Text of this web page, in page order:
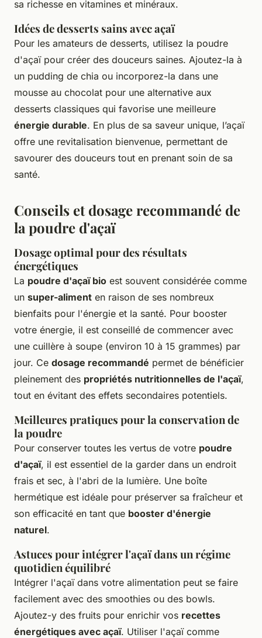
sa richesse en vitamines et minéraux.
Idées de desserts sains avec açaï
Pour les amateurs de desserts, utilisez la poudre
d'açaï pour créer des douceurs saines. Ajoutez-la à
un pudding de chia ou incorporez-la dans une
mousse au chocolat pour une alternative aux
desserts classiques qui favorise une meilleure
énergie durable. En plus de sa saveur unique, l’açaï
offre une revitalisation bienvenue, permettant de
savourer des douceurs tout en prenant soin de sa
santé.
Conseils et dosage recommandé de
la poudre d'açaï
Dosage optimal pour des résultats
énergétiques
La poudre d'açaï bio est souvent considérée comme
un super-aliment en raison de ses nombreux
bienfaits pour l'énergie et la santé. Pour booster
votre énergie, il est conseillé de commencer avec
une cuillère à soupe (environ 10 à 15 grammes) par
jour. Ce dosage recommandé permet de bénéficier
pleinement des propriétés nutritionnelles de l'açaï,
tout en évitant des effets secondaires potentiels.
Meilleures pratiques pour la conservation de
la poudre
Pour conserver toutes les vertus de votre poudre
d'açaï, il est essentiel de la garder dans un endroit
frais et sec, à l'abri de la lumière. Une boîte
hermétique est idéale pour préserver sa fraîcheur et
son efficacité en tant que booster d'énergie
naturel.
Astuces pour intégrer l'açaï dans un régime
quotidien équilibré
Intégrer l'açaï dans votre alimentation peut se faire
facilement avec des smoothies ou des bowls.
Ajoutez-y des fruits pour enrichir vos recettes
énergétiques avec açaï. Utiliser l'açaï comme